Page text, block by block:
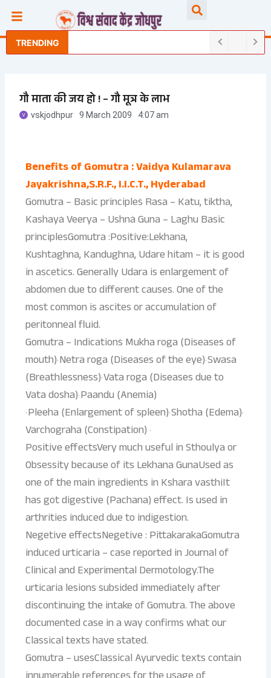
content
TRENDING
गौ माता की जय हो ! – गौ मूत्र के लाभ
vskjodhpur 9 March 2009 4:07 am
Benefits of Gomutra : Vaidya Kulamarava
Jayakrishna,S.R.F., I.I.C.T., Hyderabad
Gomutra – Basic principles· Rasa – Katu, tiktha,
Kashaya· Veerya – Ushna· Guna – Laghu Basic
principlesGomutra :Positive:Lekhana,
Kushtaghna, Kandughna, Udare hitam – it is good
in ascetics. Generally Udara is enlargement of
abdomen due to different causes. One of the
most common is ascites or accumulation of
peritonneal fluid.
Gomutra – Indications· Mukha roga (Diseases of
mouth)· Netra roga (Diseases of the eye)· Swasa
(Breathlessness)· Vata roga (Diseases due to
Vata dosha)· Paandu (Anemia)
· Pleeha (Enlargement of spleen)· Shotha (Edema)·
Varchograha (Constipation) ·
Positive effectsVery much useful in Sthoulya or
Obsessity because of its Lekhana GunaUsed as
one of the main ingredients in Kshara vasthiIt
has got digestive (Pachana) effect. Is used in
arthrities induced due to indigestion.
Negetive effectsNegetive : PittakarakaGomutra
induced urticaria – case reported in Journal of
Clinical and Experimental Dermotology.The
urticaria lesions subsided immediately after
discontinuing the intake of Gomutra. The above
documented case in a way confirms what our
Classical texts have stated.
Gomutra – usesClassical Ayurvedic texts contain